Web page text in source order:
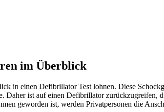
im Überblick
in einen Defibrillator Test lohnen. Diese
Daher ist auf einen Defibrillator zurückzugreifen,
geworden ist, werden Privatpersonen die